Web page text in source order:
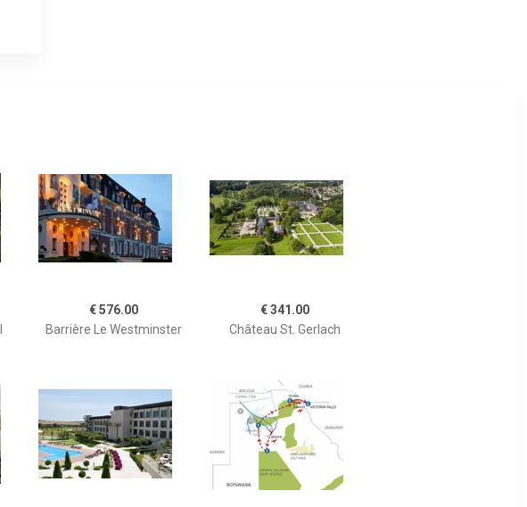
€ 576.00
Barrière Le Westminster
€ 341.00
Château St. Gerlach